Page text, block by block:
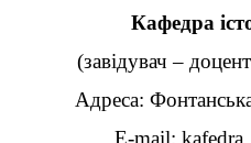
Кафедра
(завідувач –
Адреса:
E-mail: